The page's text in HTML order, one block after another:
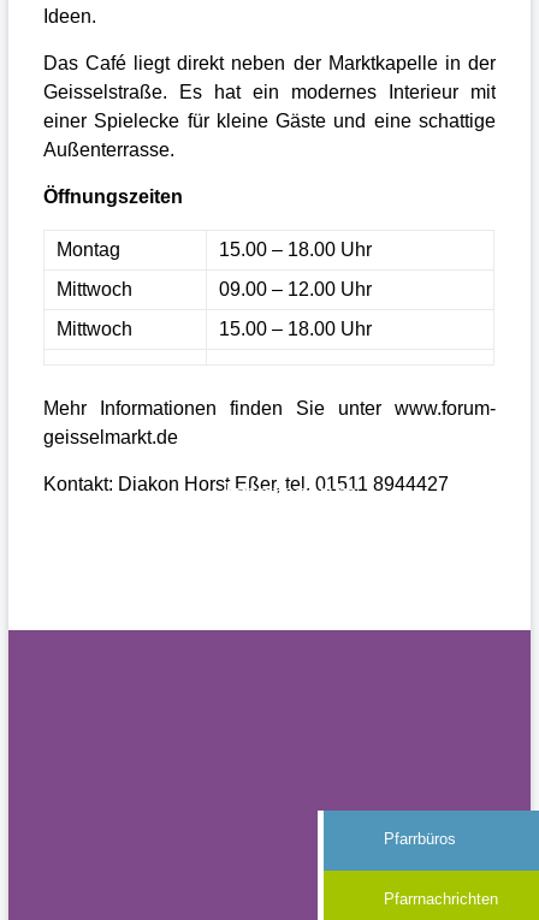
Pfarrbüros
Pfarrnachrichten
Ideen.
Das Café liegt direkt neben der Marktkapelle in der
Geisselstraße. Es hat ein modernes Interieur mit
einer Spielecke für kleine Gäste und eine schattige
Außenterrasse.
Öffnungszeiten
Montag
15.00 – 18.00 Uhr
Mittwoch
09.00 – 12.00 Uhr
Mittwoch
15.00 – 18.00 Uhr
Mehr Informationen finden Sie unter www.forum-
geisselmarkt.de
Kontakt: Diakon Horst Eßer, tel. 01511 8944427
Impressum